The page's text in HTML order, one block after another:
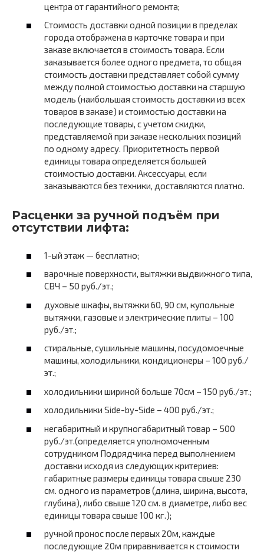
центра от гарантийного ремонта;
Стоимость доставки одной позиции в пределах
города отображена в карточке товара и при
заказе включается в стоимость товара. Если
заказывается более одного предмета, то общая
стоимость доставки представляет собой сумму
между полной стоимостью доставки на старшую
модель (наибольшая стоимость доставки из всех
товаров в заказе) и стоимостью доставки на
последующие товары, с учетом скидки,
представляемой при заказе нескольких позиций
по одному адресу. Приоритетность первой
единицы товара определяется большей
стоимостью доставки. Аксессуары, если
заказываются без техники, доставляются платно.
Расценки за ручной подъём при
отсутствии лифта:
1-ый этаж — бесплатно;
варочные поверхности, вытяжки выдвижного типа,
СВЧ – 50 руб./эт.;
духовые шкафы, вытяжки 60, 90 см, купольные
вытяжки, газовые и электрические плиты – 100
руб./эт.;
стиральные, сушильные машины, посудомоечные
машины, холодильники, кондиционеры – 100 руб./
эт.;
холодильники шириной больше 70см – 150 руб./эт.;
холодильники Side-by-Side – 400 руб./эт.;
негабаритный и крупногабаритный товар – 500
руб./эт.(определяется уполномоченным
сотрудником Подрядчика перед выполнением
доставки исходя из следующих критериев:
габаритные размеры единицы товара cвыше 230
см. одного из параметров (длина, ширина, высота,
глубина), либо свыше 120 см. в диаметре, либо вес
единицы товара свыше 100 кг.);
ручной пронос после первых 20м, каждые
последующие 20м приравнивается к стоимости